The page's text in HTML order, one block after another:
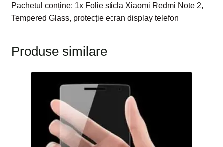
Pachetul conține: 1x Folie sticla Xiaomi Redmi Note 2,
Tempered Glass, protecție ecran display telefon
Produse similare